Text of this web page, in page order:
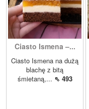
Ciasto Ismena –...
Ciasto Ismena na dużą
blachę z bitą
śmietaną,... ⇖ 493